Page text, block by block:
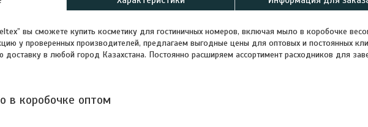
вы сможете купить косметику для гостиничных номеров, включая мыло в коробочке
у проверенных производителей, предлагаем выгодные цены для оптовых и постоянных
доставку в любой город Казахстана. Постоянно расширяем ассортимент расходников для
в коробочке оптом